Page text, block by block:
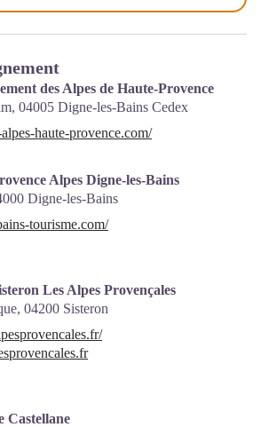
des Alpes de Haute-Provence
04005 Digne-les-Bains Cedex
haute-provence.com/
Alpes Digne-les-Bains
Digne-les-Bains
tourisme.com/
Les Alpes Provençales
04200 Sisteron
Castellane